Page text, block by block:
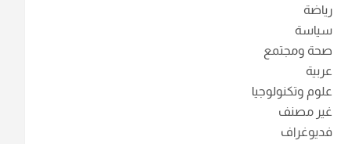
رياضة
سياسة
صحة ومجتمع
عربية
علوم وتكنولوجيا
غير مصنف
فديوغراف